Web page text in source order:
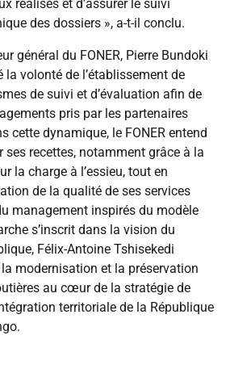
réalisés et d’assurer le suivi
des dossiers », a-t-il conclu.
général du FONER, Pierre Bundoki
la volonté de l’établissement de
de suivi et d’évaluation afin de
pris par les partenaires
cette dynamique, le FONER entend
recettes, notamment grâce à la
la charge à l’essieu, tout en
de la qualité de ses services
management inspirés du modèle
s’inscrit dans la vision du
Félix-Antoine Tshisekedi
modernisation et la préservation
au cœur de la stratégie de
territoriale de la République